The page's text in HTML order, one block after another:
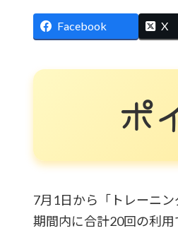
Facebook X
ポ
7月1日から「トレーニン
期間内に合計20回の利用